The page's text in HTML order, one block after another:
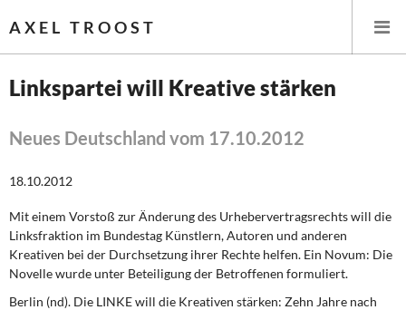
AXEL TROOST
Leitlinien linker Wirtschafts- und Finanzpolitik
Wirtschaftspolitik
Steuer- und Finanzpolitik
Linkspartei will Kreative stärken
Neues Deutschland vom 17.10.2012
18.10.2012
Mit einem Vorstoß zur Änderung des Urhebervertragsrechts will die
Linksfraktion im Bundestag Künstlern, Autoren und anderen
Kreativen bei der Durchsetzung ihrer Rechte helfen. Ein Novum: Die
Novelle wurde unter Beteiligung der Betroffenen formuliert.
Berlin (nd). Die LINKE will die Kreativen stärken: Zehn Jahre nach